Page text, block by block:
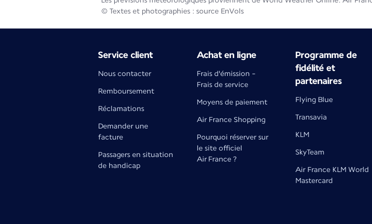
© Textes et photographies : source EnVols
Service client
Nous contacter
Remboursement
Réclamations
Demander une
facture
Passagers en situation
de handicap
Achat en ligne
Frais d'émission -
Frais de service
Moyens de paiement
Air France Shopping
Pourquoi réserver sur
le site officiel
Air France ?
Programme de
fidélité et
partenaires
Flying Blue
Transavia
KLM
SkyTeam
Air France KLM World
Mastercard